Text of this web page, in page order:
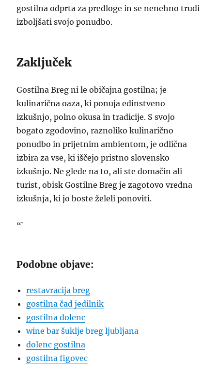
gostilna odprta za predloge in se nenehno trudi
izboljšati svojo ponudbo.
Zaključek
Gostilna Breg ni le običajna gostilna; je
kulinarična oaza, ki ponuja edinstveno
izkušnjo, polno okusa in tradicije. S svojo
bogato zgodovino, raznoliko kulinarično
ponudbo in prijetnim ambientom, je odlična
izbira za vse, ki iščejo pristno slovensko
izkušnjo. Ne glede na to, ali ste domačin ali
turist, obisk Gostilne Breg je zagotovo vredna
izkušnja, ki jo boste želeli ponoviti.
“`
Podobne objave:
restavracija breg
gostilna čad jedilnik
gostilna dolenc
wine bar šuklje breg ljubljana
dolenc gostilna
gostilna figovec